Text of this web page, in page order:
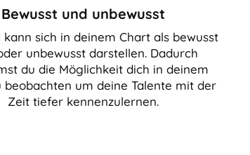
Bewusst und unbewusst
kann sich in deinem Chart als bewusst
unbewusst darstellen. Dadurch
du die Möglichkeit dich in deinem
beobachten um deine Talente mit der
Zeit tiefer kennenzulernen.